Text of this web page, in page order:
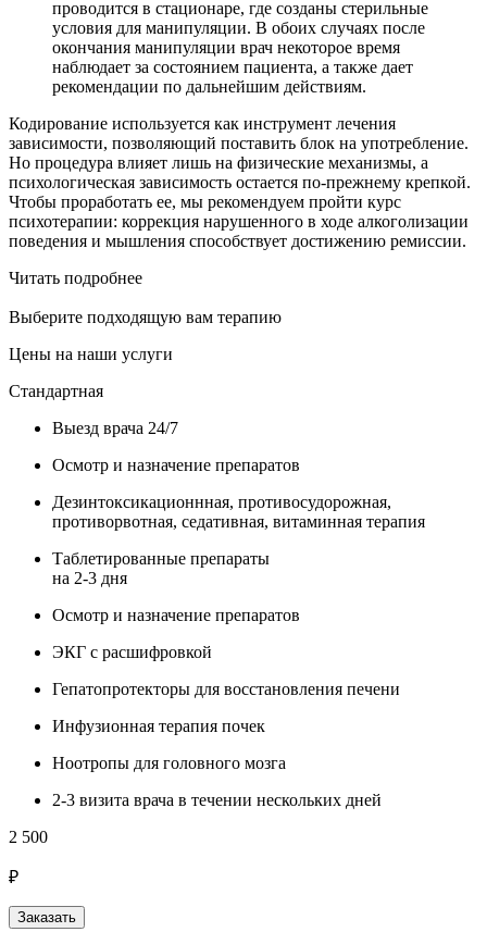
проводится в стационаре, где созданы стерильные
условия для манипуляции. В обоих случаях после
окончания манипуляции врач некоторое время
наблюдает за состоянием пациента, а также дает
рекомендации по дальнейшим действиям.
Кодирование используется как инструмент лечения
зависимости, позволяющий поставить блок на употребление.
Но процедура влияет лишь на физические механизмы, а
психологическая зависимость остается по-прежнему крепкой.
Чтобы проработать ее, мы рекомендуем пройти курс
психотерапии: коррекция нарушенного в ходе алкоголизации
поведения и мышления способствует достижению ремиссии.
Читать подробнее
Выберите подходящую вам терапию
Цены на наши услуги
Стандартная
Выезд врача 24/7
Осмотр и назначение препаратов
Дезинтоксикационнная, противосудорожная,
противорвотная, седативная, витаминная терапия
Таблетированные препараты
на 2-3 дня
Осмотр и назначение препаратов
ЭКГ с расшифровкой
Гепатопротекторы для восстановления печени
Инфузионная терапия почек
Ноотропы для головного мозга
2-3 визита врача в течении нескольких дней
2 500
₽
Заказать